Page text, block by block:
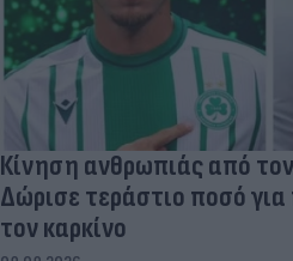
Κίνηση ανθρωπιάς από
Δώρισε τεράστιο ποσό
τον καρκίνο